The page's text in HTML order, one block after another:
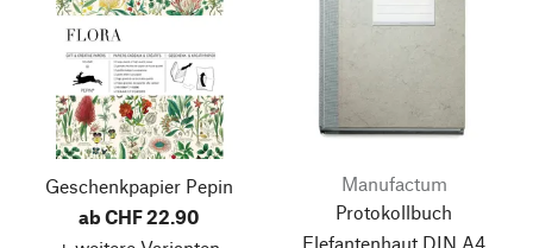
Geschenkpapier Pepin
ab CHF 22.90
Manufactum
Protokollbuch
Elefantenhaut DIN A4